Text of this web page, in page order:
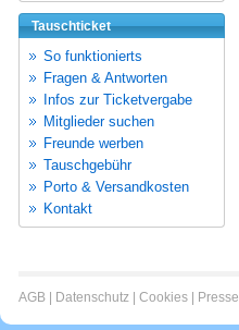
Tauschticket
So funktionierts
Fragen & Antworten
Infos zur Ticketvergabe
Mitglieder suchen
Freunde werben
Tauschgebühr
Porto & Versandkosten
Kontakt
AGB Datenschutz Cookies Presse